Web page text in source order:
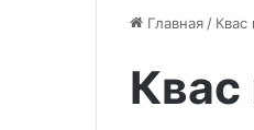
Главная / Квас
Квас